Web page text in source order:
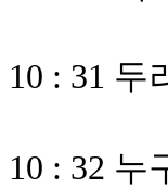
10 : 31
10 : 32